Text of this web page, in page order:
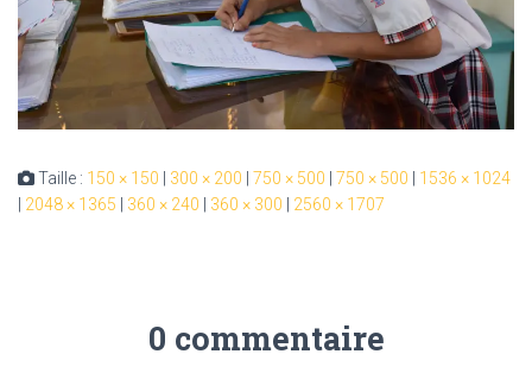
Taille : 150 × 150 300 × 200 750 × 500 750 × 500
1536 × 1024
2048 × 1365 360 × 240 360 × 300 2560 × 1707
0 commentaire